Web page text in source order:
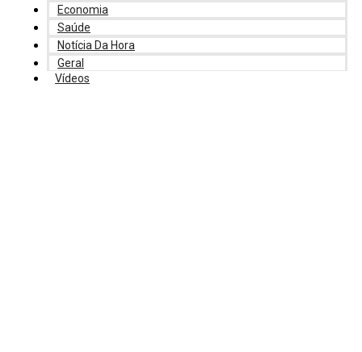
Economia
Saúde
Notícia Da Hora
Geral
Vídeos